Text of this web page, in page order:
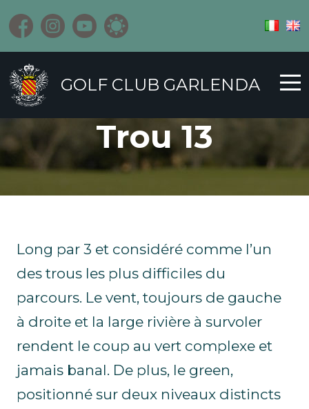
GOLF CLUB GARLENDA
Trou 13
Long par 3 et considéré comme l’un
des trous les plus difficiles du
parcours. Le vent, toujours de gauche
à droite et la large rivière à survoler
rendent le coup au vert complexe et
jamais banal. De plus, le green,
positionné sur deux niveaux distincts